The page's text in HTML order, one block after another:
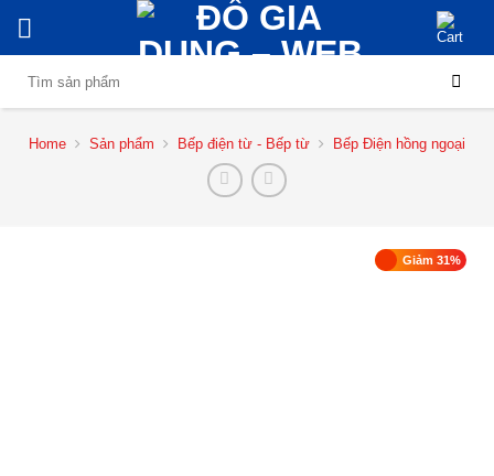
content
Home Sản phẩm Bếp điện từ - Bếp từ Bếp Điện hồng ngoại
Giảm 31%